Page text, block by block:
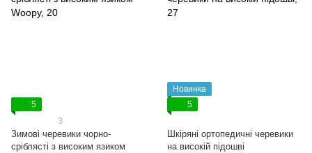
5
3
Зимові черевики чорно-
сріблясті з високим язиком
Новинка
5
Шкіряні ортопедичні черевики
на високій підошві